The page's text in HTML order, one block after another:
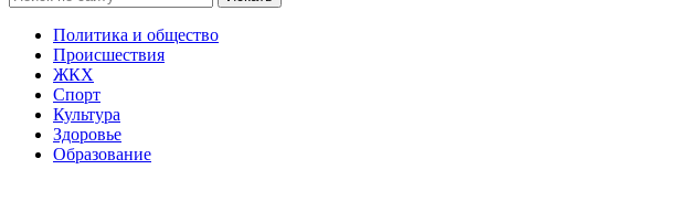
Политика и общество
Происшествия
ЖКХ
Спорт
Культура
Здоровье
Образование